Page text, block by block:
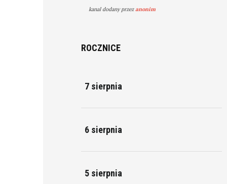
kanal dodany przezanonim
ROCZNICE
7 sierpnia
6 sierpnia
5 sierpnia